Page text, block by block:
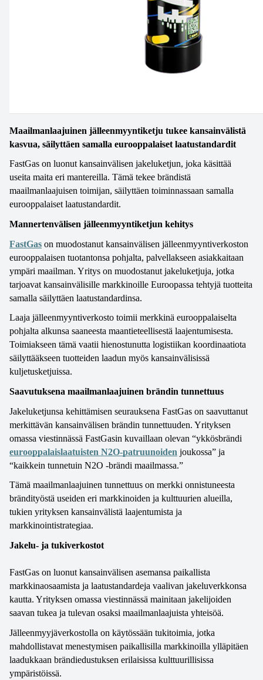
Maailmanlaajuinen jälleenmyyntiketju tukee kansainvälistä
kasvua, säilyttäen samalla eurooppalaiset laatustandardit
FastGas on luonut kansainvälisen jakeluketjun, joka käsittää
useita maita eri mantereilla. Tämä tekee brändistä
maailmanlaajuisen toimijan, säilyttäen toiminnassaan samalla
eurooppalaiset laatustandardit.
Mannertenvälisen jälleenmyyntiketjun kehitys
FastGas on muodostanut kansainvälisen jälleenmyyntiverkoston
eurooppalaisen tuotantonsa pohjalta, palvellakseen asiakkaitaan
ympäri maailman. Yritys on muodostanut jakeluketjuja, jotka
tarjoavat kansainvälisille markkinoille Euroopassa tehtyjä tuotteita
samalla säilyttäen laatustandardinsa.
Laaja jälleenmyyntiverkosto toimii merkkinä eurooppalaiselta
pohjalta alkunsa saaneesta maantieteellisestä laajentumisesta.
Toimiakseen tämä vaatii hienostunutta logistiikan koordinaatiota
säilyttääkseen tuotteiden laadun myös kansainvälisissä
kuljetusketjuissa.
Saavutuksena maailmanlaajuinen brändin tunnettuus
Jakeluketjunsa kehittämisen seurauksena FastGas on saavuttanut
merkittävän kansainvälisen brändin tunnettuuden. Yrityksen
eurooppalaislaatuisten N2O-patruunoiden joukossa” ja
“kaikkein tunnetuin N2O -brändi maailmassa.”
Tämä maailmanlaajuinen tunnettuus on merkki onnistuneesta
brändityöstä useiden eri markkinoiden ja kulttuurien alueilla,
tukien yrityksen kansainvälistä laajentumista ja
markkinointistrategiaa.
Jakelu- ja tukiverkostot
FastGas on luonut kansainvälisen asemansa paikallista
markkinaosaamista ja laatustandardeja vaalivan jakeluverkkonsa
kautta. Yrityksen omassa viestinnässä mainitaan jakelijoiden
saavan tukea ja tulevan osaksi maailmanlaajuista yhteisöä.
Jälleenmyyjäverkostolla on käytössään tukitoimia, jotka
mahdollistavat menestymisen paikallisilla markkinoilla ylläpitäen
laadukkaan brändiedustuksen erilaisissa kulttuurillisissa
ympäristöissä.